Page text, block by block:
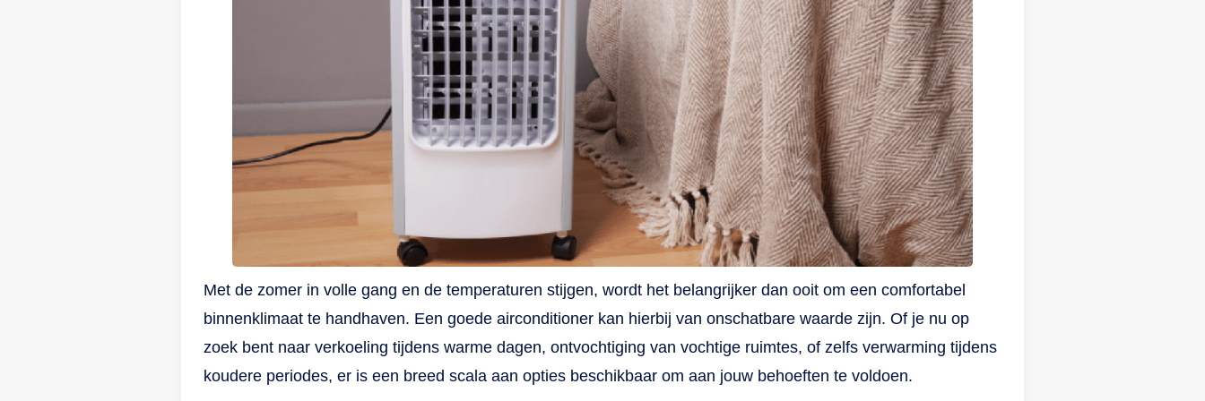
Met de zomer in volle gang en de temperaturen stijgen, wordt het belangrijker dan ooit om een comfortabel
binnenklimaat te handhaven. Een goede airconditioner kan hierbij van onschatbare waarde zijn. Of je nu op
zoek bent naar verkoeling tijdens warme dagen, ontvochtiging van vochtige ruimtes, of zelfs verwarming tijdens
koudere periodes, er is een breed scala aan opties beschikbaar om aan jouw behoeften te voldoen.